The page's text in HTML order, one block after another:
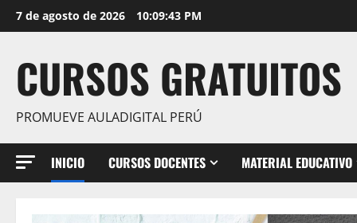
Saltar
al
7 de agosto de 2026 10:09:44 PM
CURSOS GRATUITOS
PROMUEVE AULADIGITAL PERÚ
INICIO CURSOS DOCENTES MATERIAL EDUCATIVO